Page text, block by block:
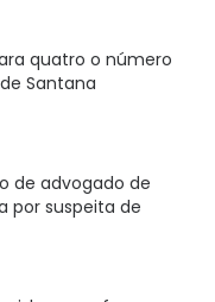
quatro o número
Santana
de advogado de
por suspeita de